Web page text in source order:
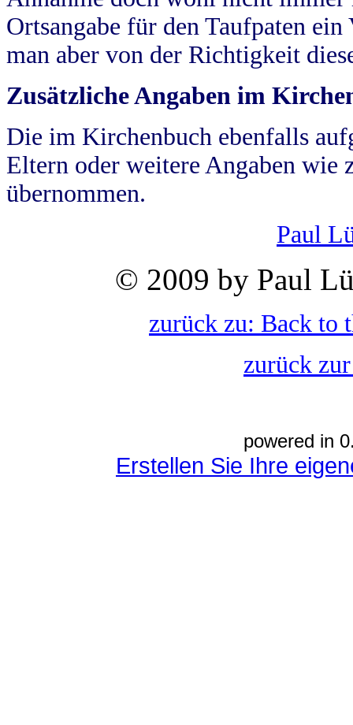
Ortsangabe für den Taufpaten
man aber von der Richtigkeit
Zusätzliche Angaben im
Die im Kirchenbuch ebenfalls
Eltern oder weitere Angaben wie
übernommen.
Paul
© 2009 by Paul
zurück zu: Back to
zurück
powered in
Erstellen Sie Ihre